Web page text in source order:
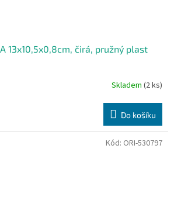
13x10,5x0,8cm, čirá, pružný plast
Skladem (2 ks)
Do košíku
Kód: ORI-530797